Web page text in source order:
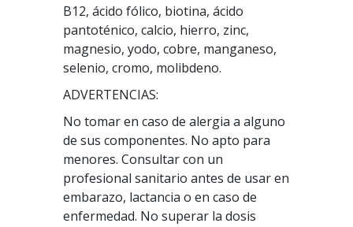
B12, ácido fólico, biotina, ácido
pantoténico, calcio, hierro, zinc,
magnesio, yodo, cobre, manganeso,
selenio, cromo, molibdeno.
ADVERTENCIAS:
No tomar en caso de alergia a alguno
de sus componentes. No apto para
menores. Consultar con un
profesional sanitario antes de usar en
embarazo, lactancia o en caso de
enfermedad. No superar la dosis